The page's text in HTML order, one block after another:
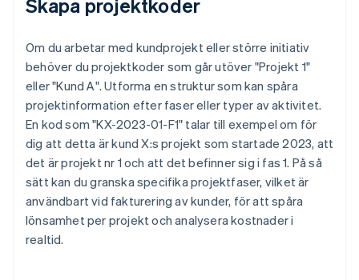
Skapa projektkoder
Om du arbetar med kundprojekt eller större initiativ
behöver du projektkoder som går utöver "Projekt 1"
eller "Kund A". Utforma en struktur som kan spåra
projektinformation efter faser eller typer av aktivitet.
En kod som "KX-2023-01-F1" talar till exempel om för
dig att detta är kund X:s projekt som startade 2023, att
det är projekt nr 1 och att det befinner sig i fas 1. På så
sätt kan du granska specifika projektfaser, vilket är
användbart vid fakturering av kunder, för att spåra
lönsamhet per projekt och analysera kostnader i
realtid.